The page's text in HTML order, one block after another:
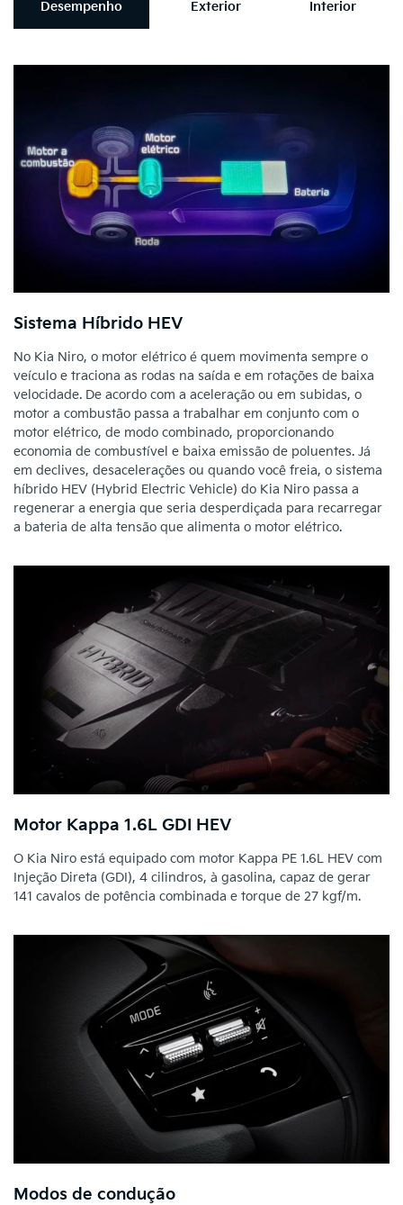
Desempenho Exterior Interior
Sistema Híbrido HEV
No Kia Niro, o motor elétrico é quem movimenta sempre o
veículo e traciona as rodas na saída e em rotações de baixa
velocidade. De acordo com a aceleração ou em subidas, o
motor a combustão passa a trabalhar em conjunto com o
motor elétrico, de modo combinado, proporcionando
economia de combustível e baixa emissão de poluentes. Já
em declives, desacelerações ou quando você freia, o sistema
híbrido HEV (Hybrid Electric Vehicle) do Kia Niro passa a
regenerar a energia que seria desperdiçada para recarregar
a bateria de alta tensão que alimenta o motor elétrico.
Motor Kappa 1.6L GDI HEV
O Kia Niro está equipado com motor Kappa PE 1.6L HEV com
Injeção Direta (GDI), 4 cilindros, à gasolina, capaz de gerar
141 cavalos de potência combinada e torque de 27 kgf/m.
Modos de condução